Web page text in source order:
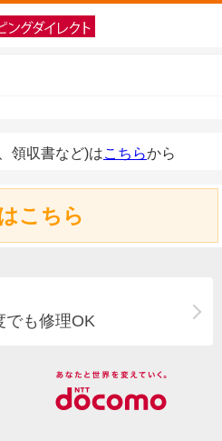
領収書など)はこちらから
こちら
でも修理OK